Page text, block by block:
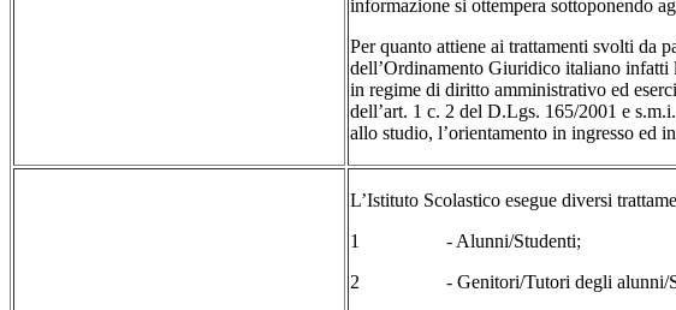
informazione si ottempera sottoponendo
Per quanto attiene ai trattamenti svolti da
dell’Ordinamento Giuridico italiano infatti
in regime di diritto amministrativo ed
dell’art. 1 c. 2 del D.Lgs. 165/2001 e
allo studio, l’orientamento in ingresso ed
L’Istituto Scolastico esegue diversi
1 - Alunni/Studenti;
2 - Genitori/Tutori degli alunni/